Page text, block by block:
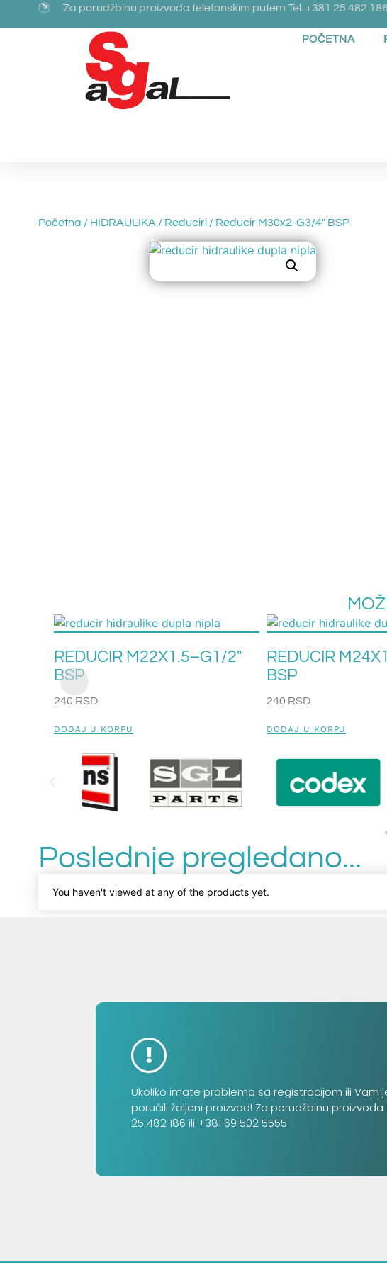
Za porudžbinu proizvoda telefonskim putem Tel. +381 25 482
POČETNA
Početna / HIDRAULIKA / Reduciri/ Reducir M30x2-G3/4″ BSP
REDUCIR M22X1.5–G1/2″
BSP
240 RSD
DODAJ U KORPU
REDUCIR
BSP
240 RSD
DODAJ U KORPU
Poslednje pregledano...
You haven't viewed at any of the products yet.
Ukoliko imate problema sa registracijom ili
poručili željeni proizvod! Za porudžbinu
25 482 186 ili +381 69 502 5555